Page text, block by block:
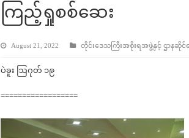
ကြည့်ရှုစစ်ဆေး
August 21, 2022 တိုင်းဒေသကြီးအစိုးရအဖွဲ့နှင့် ဌာနဆိုင်ရာ
ပဲခူး ဩဂုတ် ၁၉
==================